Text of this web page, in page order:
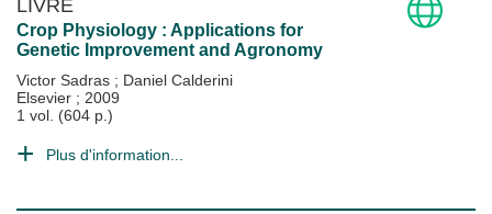
LIVRE
Crop Physiology : Applications for
Genetic Improvement and Agronomy
Victor Sadras ; Daniel Calderini
Elsevier ; 2009
1 vol. (604 p.)
Plus d'information...